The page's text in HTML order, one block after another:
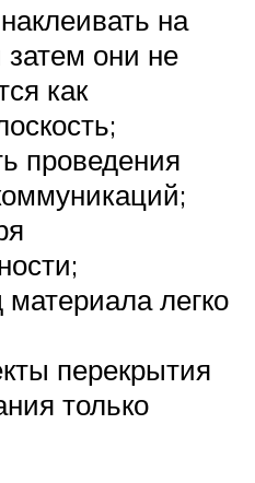
на
они не
как
проведения
легко
перекрытия
только